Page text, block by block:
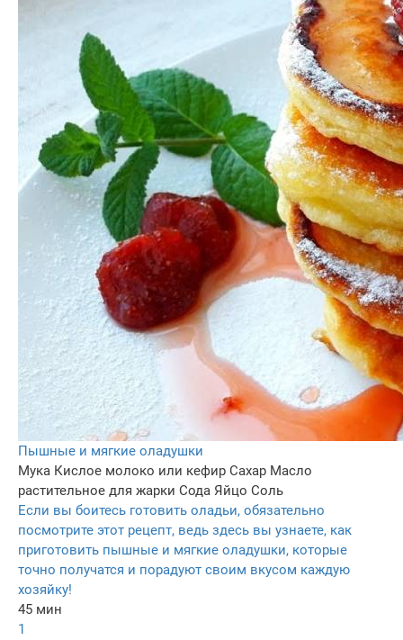
Пышные и мягкие оладушки
Мука Кислое молоко или кефир Сахар Масло
растительное для жарки Сода Яйцо Соль
Если вы боитесь готовить оладьи, обязательно
посмотрите этот рецепт, ведь здесь вы узнаете, как
приготовить пышные и мягкие оладушки, которые
точно получатся и порадуют своим вкусом каждую
хозяйку!
45 мин
1